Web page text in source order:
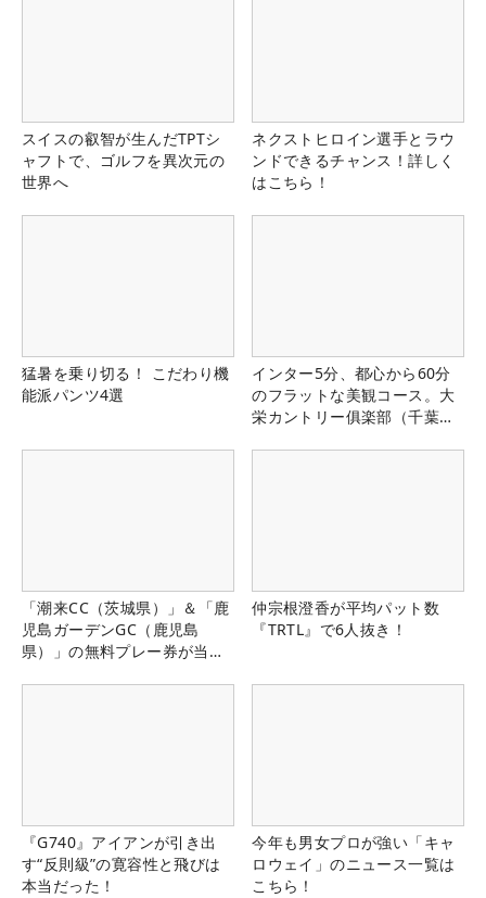
スイスの叡智が生んだTPTシ
ャフトで、ゴルフを異次元の
世界へ
ネクストヒロイン選手とラウ
ンドできるチャンス！詳しく
はこちら！
猛暑を乗り切る！ こだわり機
能派パンツ4選
インター5分、都心から60分
のフラットな美観コース。大
栄カントリー俱楽部（千葉
「潮来CC（茨城県）」＆「鹿
児島ガーデンGC（鹿児島
県）」の無料プレー券が当た
仲宗根澄香が平均パット数
『TRTL』で6人抜き！
『G740』アイアンが引き出
す“反則級”の寛容性と飛びは
本当だった！
今年も男女プロが強い「キャ
ロウェイ」のニュース一覧は
こちら！